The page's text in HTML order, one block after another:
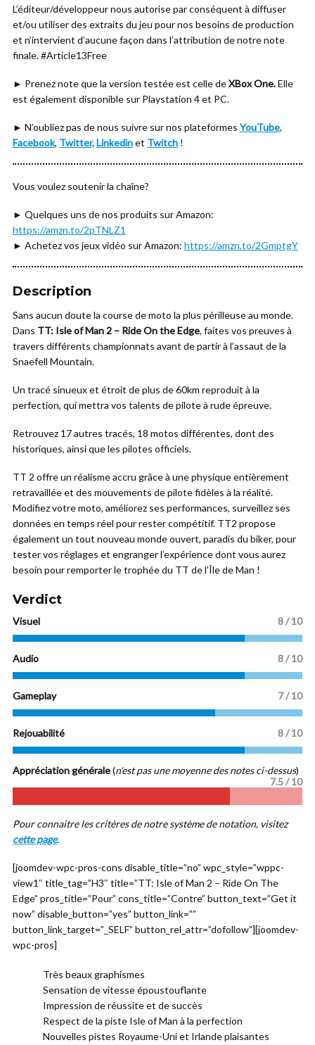
L’éditeur/développeur nous autorise par conséquent à diffuser
et/ou utiliser des extraits du jeu pour nos besoins de production
et n’intervient d’aucune façon dans l’attribution de notre note
finale. #Article13Free
► Prenez note que la version testée est celle deXBox One.Elle
est également disponible sur Playstation 4 et PC.
► N’oubliez pas de nous suivre sur nos plateformes YouTube,
Facebook, Twitter,Linkedinet Twitch !
Vous voulez soutenir la chaîne?
► Quelques uns de nos produits sur Amazon:
https://amzn.to/2pTNLZ1
► Achetez vos jeux vidéo sur Amazon: https://amzn.to/2GmptgY
Description
Sans aucun doute la course de moto la plus périlleuse au monde.
Dans TT: Isle of Man 2 – Ride On the Edge, faites vos preuves à
travers différents championnats avant de partir à l’assaut de la
Snaefell Mountain.
Un tracé sinueux et étroit de plus de 60km reproduit à la
perfection, qui mettra vos talents de pilote à rude épreuve.
Retrouvez 17 autres tracés, 18 motos différentes, dont des
historiques, ainsi que les pilotes officiels.
TT 2 offre un réalisme accru grâce à une physique entièrement
retravaillée et des mouvements de pilote fidèles à la réalité.
Modifiez votre moto, améliorez ses performances, surveillez ses
données en temps réel pour rester compétitif. TT2 propose
également un tout nouveau monde ouvert, paradis du biker, pour
tester vos réglages et engranger l’expérience dont vous aurez
besoin pour remporter le trophée du TT de l’Île de Man !
Verdict
Visuel 8/ 10
Audio 8 / 10
Gameplay 7 / 10
Rejouabilité 8 / 10
Appréciation générale(n'est pas une moyenne des notes ci-dessus)
7.5 / 10
Pour connaitre les critères de notre système de notation, visitez
cette page.
[joomdev-wpc-pros-cons disable_title=”no” wpc_style=”wppc-
view1″ title_tag=”H3″ title=”TT: Isle of Man 2 – Ride On The
Edge” pros_title=”Pour” cons_title=”Contre” button_text=”Get it
now” disable_button=”yes” button_link=””
button_link_target=”_SELF” button_rel_attr=”dofollow”][joomdev-
wpc-pros]
Très beaux graphismes
Sensation de vitesse époustouflante
Impression de réussite et de succès
Respect de la piste Isle of Man à la perfection
Nouvelles pistes Royaume-Uni et Irlande plaisantes